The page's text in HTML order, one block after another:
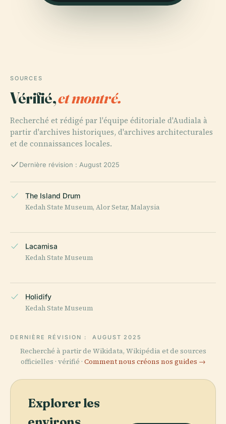
SOURCES
Vérifié,et montré.
Recherché et rédigé par l'équipe éditoriale d'Audiala à
partir d'archives historiques, d'archives architecturales
et de connaissances locales.
Dernière révision : August 2025
The Island Drum
Kedah State Museum, Alor Setar, Malaysia
Lacamisa
Kedah State Museum
Holidify
Kedah State Museum
DERNIÈRE RÉVISION : AUGUST 2025
Recherché à partir de Wikidata, Wikipédia et de sources
officielles · vérifié · Comment nous créons nos guides →
Explorer les